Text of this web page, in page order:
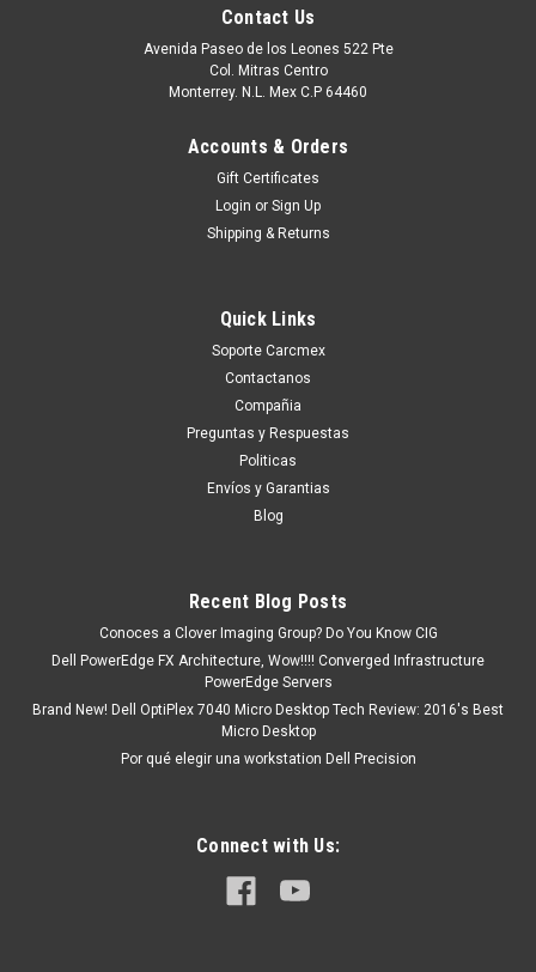
ASSEMBLY NEW DELL D1355-W4
Puedes PROCEDER con la Orden SIN Compromiso, y con esto
Un Ejecutivo te contestara vía electrónica con una cotización
formal. o tu puedes hacer CLICK AQUI Productos en
existencia Este producto se encuentra...
COMPARE
Contact Us
Avenida Paseo de los Leones 522 Pte
Col. Mitras Centro
Monterrey. N.L. Mex C.P 64460
Accounts & Orders
Gift Certificates
Login or Sign Up
Shipping & Returns
Quick Links
Soporte Carcmex
Contactanos
Compañia
Preguntas y Respuestas
Politicas
Envíos y Garantias
Blog
Recent Blog Posts
Conoces a Clover Imaging Group? Do You Know CIG
Dell PowerEdge FX Architecture, Wow!!!! Converged Infrastructure
PowerEdge Servers
Brand New! Dell OptiPlex 7040 Micro Desktop Tech Review: 2016's Best
Micro Desktop
Por qué elegir una workstation Dell Precision
Connect with Us: